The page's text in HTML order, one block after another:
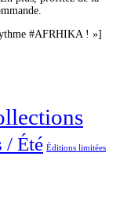
#AFRHIKA ! »]
/ Été Éditions limitées